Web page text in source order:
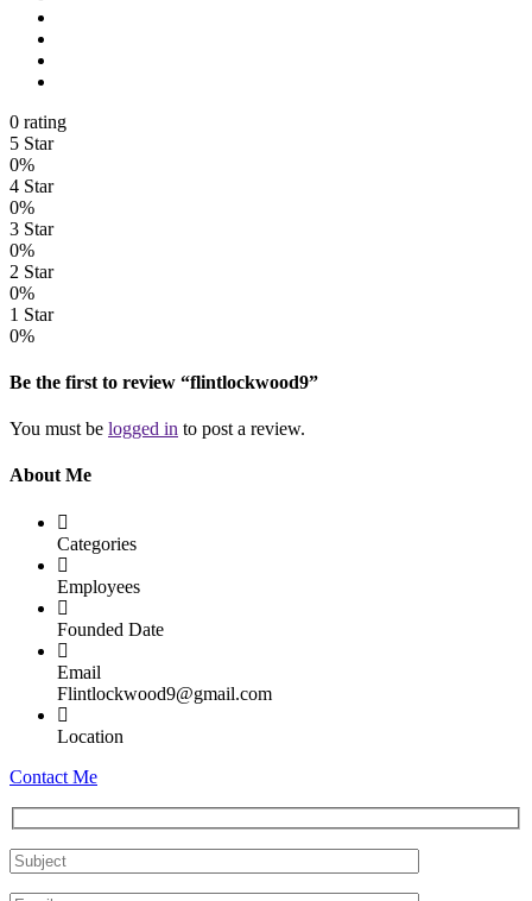
0 rating
5 Star
0%
4 Star
0%
3 Star
0%
2 Star
0%
1 Star
0%
Be the first to review “flintlockwood9”
You must be logged in to post a review.
About Me
Categories
Employees
Founded Date
Email
Flintlockwood9@gmail.com
Location
Contact Me